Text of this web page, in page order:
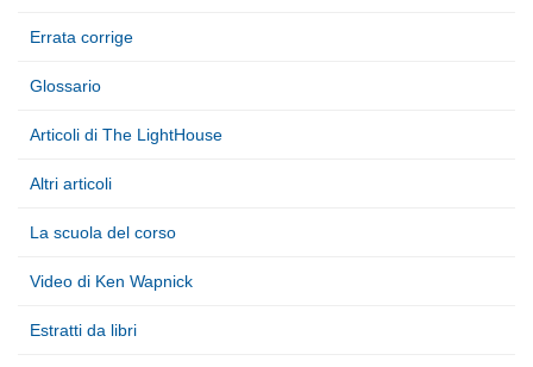
Errata corrige
Glossario
Articoli di The LightHouse
Altri articoli
La scuola del corso
Video di Ken Wapnick
Estratti da libri